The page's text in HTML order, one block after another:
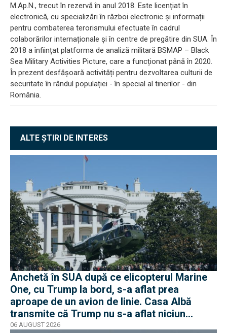
M.Ap.N., trecut în rezervă în anul 2018. Este licențiat în
electronică, cu specializări în război electronic și informații
pentru combaterea terorismului efectuate în cadrul
colaborărilor internaționale și în centre de pregătire din SUA. În
2018 a înființat platforma de analiză militară BSMAP – Black
Sea Military Activities Picture, care a funcționat până în 2020.
În prezent desfășoară activități pentru dezvoltarea culturii de
securitate în rândul populației - în special al tinerilor - din
România.
ALTE ȘTIRI DE INTERES
Anchetă în SUA după ce elicopterul Marine
One, cu Trump la bord, s-a aflat prea
aproape de un avion de linie. Casa Albă
transmite că Trump nu s-a aflat niciun
moment în pericol
06 AUGUST 2026